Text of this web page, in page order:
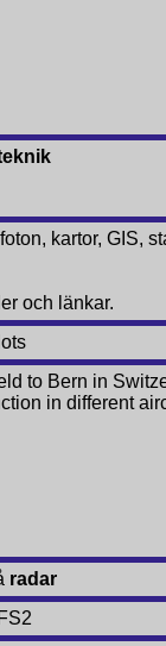
kartor, GIS,
och länkar.
to Bern in
in different
radar